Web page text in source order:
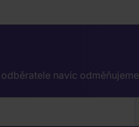
navíc odměňujeme